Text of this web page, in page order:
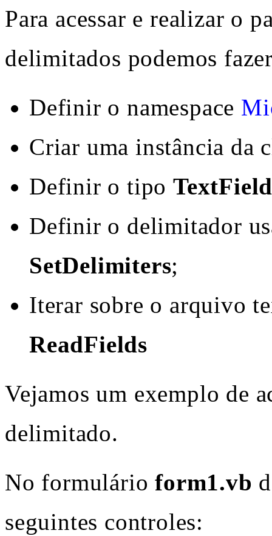
Para acessar e realizar o
delimitados podemos
Definir o namespace
Criar uma instância da
Definir o tipo
Definir o delimitador
SetDelimiters;
Iterar sobre o arquivo
ReadFields
Vejamos um exemplo de
delimitado.
No formulárioform1.vb
seguintes controles: